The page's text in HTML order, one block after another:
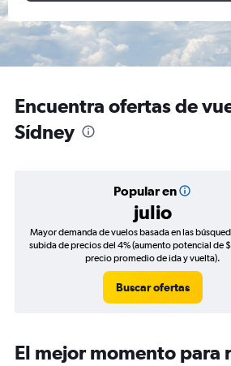
Encuentra ofertas de
Sídney
Popular en
julio
Mayor demanda de vuelos basada en las
subida de precios del 4% (aumento potencial de
precio promedio de ida y vuelta).
Buscar ofertas
El mejor momento para